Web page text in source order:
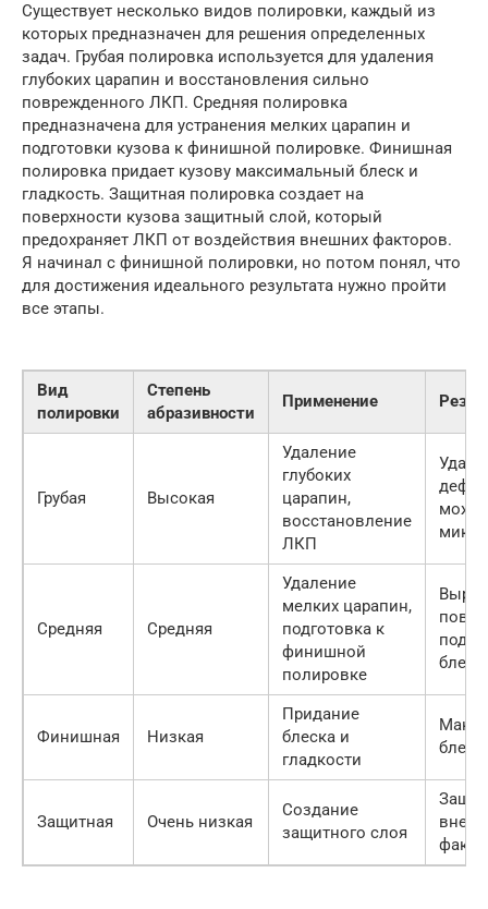
Существует несколько видов полировки, каждый из
которых предназначен для решения определенных
задач. Грубая полировка используется для удаления
глубоких царапин и восстановления сильно
поврежденного ЛКП. Средняя полировка
предназначена для устранения мелких царапин и
подготовки кузова к финишной полировке. Финишная
полировка придает кузову максимальный блеск и
гладкость. Защитная полировка создает на
поверхности кузова защитный слой, который
предохраняет ЛКП от воздействия внешних факторов.
Я начинал с финишной полировки, но потом понял, что
для достижения идеального результата нужно пройти
все этапы.
Вид
полировки
Степень
абразивности
Применение
Грубая Высокая
Удаление
глубоких
царапин,
восстановление
ЛКП
Средняя Средняя
Удаление
мелких царапин,
подготовка к
финишной
полировке
Финишная Низкая
Придание
блеска и
гладкости
Защитная Очень низкая
Создание
защитного слоя